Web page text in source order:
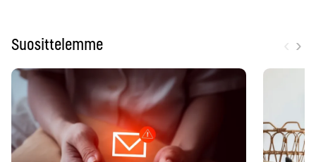
Suosittelemme ›